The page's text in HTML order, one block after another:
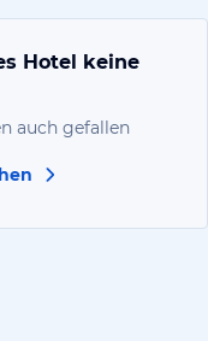
Hotel keine
auch gefallen